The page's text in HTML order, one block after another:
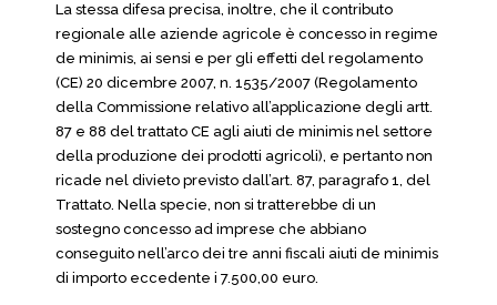
La stessa difesa precisa, inoltre, che il contributo
regionale alle aziende agricole è concesso in regime
de minimis, ai sensi e per gli effetti del regolamento
(CE) 20 dicembre 2007, n. 1535/2007 (Regolamento
della Commissione relativo all’applicazione degli artt.
87 e 88 del trattato CE agli aiuti de minimis nel settore
della produzione dei prodotti agricoli), e pertanto non
ricade nel divieto previsto dall’art. 87, paragrafo 1, del
Trattato. Nella specie, non si tratterebbe di un
sostegno concesso ad imprese che abbiano
conseguito nell’arco dei tre anni fiscali aiuti de minimis
di importo eccedente i 7.500,00 euro.